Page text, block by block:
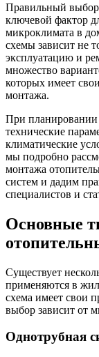
Правильный
ключевой фактор
микроклимата в
схемы зависит не
эксплуатацию и
множество
которых имеет
монтажа.
При планировании
технические
климатические
мы подробно
монтажа
систем и дадим
специалистов и
Основные
Существует
применяются в
схема имеет свои
выбор зависит от
Однотрубная